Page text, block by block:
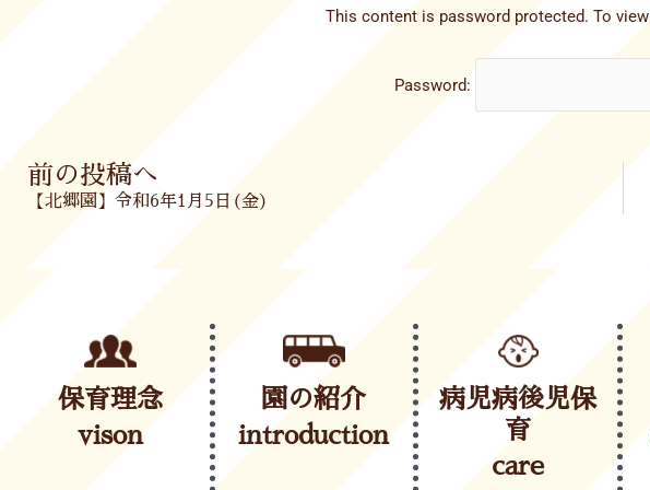
This content is password protected. To
Password:
Prev
前の投稿へ
【北郷園】令和6年1月5日(金)
保育理念
vison
園の紹介
introduction
病児病後児保
育
care